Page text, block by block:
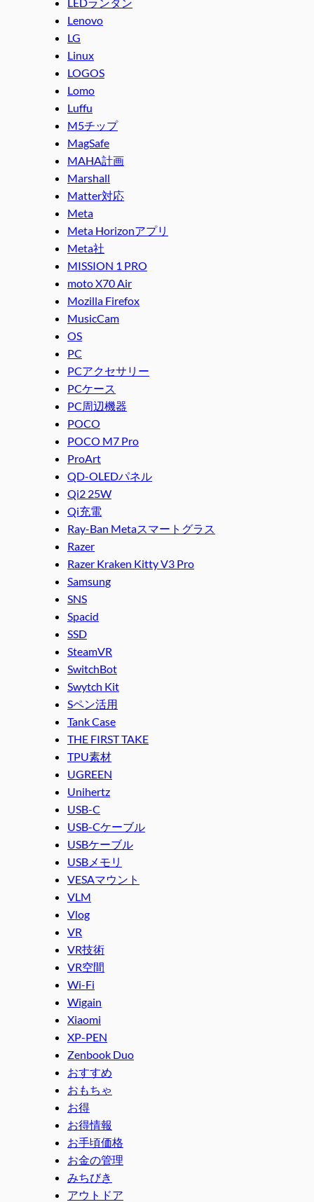
Lenovo
LG
Linux
LOGOS
Lomo
Luffu
M5チップ
MagSafe
MAHA計画
Marshall
Matter対応
Meta
Meta Horizonアプリ
Meta社
MISSION 1 PRO
moto X70 Air
Mozilla Firefox
MusicCam
OS
PC
PCアクセサリー
PCケース
PC周辺機器
POCO
POCO M7 Pro
ProArt
QD-OLEDパネル
Qi2 25W
Qi充電
Ray-Ban Metaスマートグラス
Razer
Razer Kraken Kitty V3 Pro
Samsung
SNS
Spacid
SSD
SteamVR
SwitchBot
Swytch Kit
Sペン活用
Tank Case
THE FIRST TAKE
TPU素材
UGREEN
Unihertz
USB-C
USB-Cケーブル
USBケーブル
USBメモリ
VESAマウント
VLM
Vlog
VR
VR技術
VR空間
Wi-Fi
Wigain
Xiaomi
XP-PEN
Zenbook Duo
おすすめ
おもちゃ
お得
お得情報
お手頃価格
お金の管理
みちびき
アウトドア